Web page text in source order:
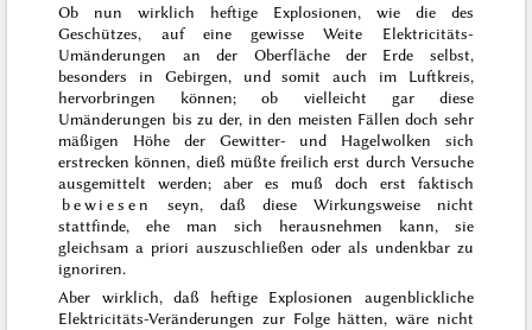
Ob nun wirklich heftige Explosionen, wie die des
Geschützes, auf eine gewisse Weite Elektricitäts-
Umänderungen an der Oberfläche der Erde selbst,
besonders in Gebirgen, und somit auch im Luftkreis,
hervorbringen können; ob vielleicht gar diese
Umänderungen bis zu der, in den meisten Fällen doch sehr
mäßigen Höhe der Gewitter- und Hagelwolken sich
erstrecken können, dieß müßte freilich erst durch Versuche
ausgemittelt werden; aber es muß doch erst faktisch
bewiesen
seyn, daß diese Wirkungsweise nicht
stattfinde, ehe man sich herausnehmen kann, sie
gleichsama priori auszuschließen oder als undenkbar zu
ignoriren.
Aber wirklich, daß heftige Explosionen augenblickliche
Elektricitäts-Veränderungen zur Folge hätten, wäre nicht